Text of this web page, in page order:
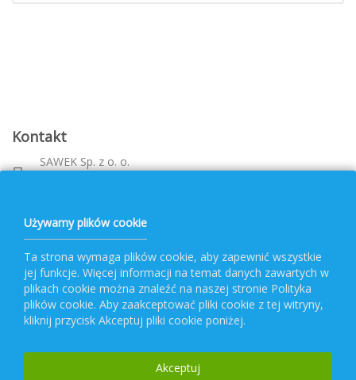
Kontakt
SAWEK Sp. z o. o.
Metalowca 26, 39-460 Nowa Dęba
+ 48 796 477 417
Obsługa PVF
Popularne kategorie
Używamy plików cookie
Ta strona wymaga plików cookie, aby zapewnić wszystkie
jej funkcje. Więcej informacji na temat danych zawartych w
plikach cookie można znaleźć na naszej stronie Polityka
plików cookie. Aby zaakceptować pliki cookie z tej witryny,
kliknij przycisk Akceptuj pliki cookie poniżej.
Akceptuj